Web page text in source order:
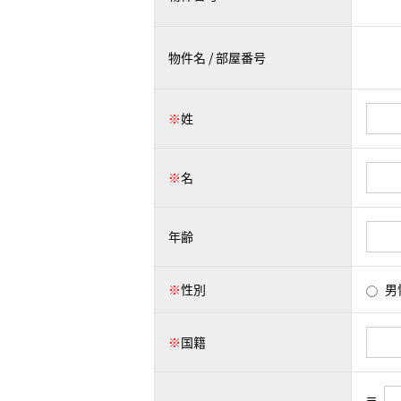
物件名 / 部屋番号
※姓
※名
年齢
※性別 男
※国籍